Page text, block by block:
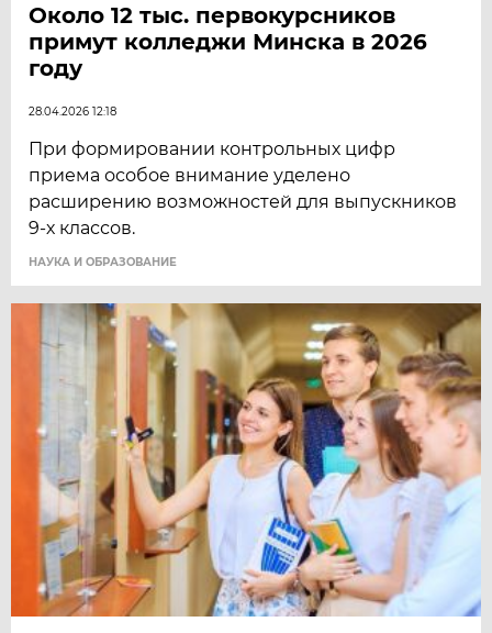
Около 12 тыс. первокурсников
примут колледжи Минска в 2026
году
28.04.2026 12:18
При формировании контрольных цифр
приема особое внимание уделено
расширению возможностей для выпускников
9-х классов.
НАУКА И ОБРАЗОВАНИЕ